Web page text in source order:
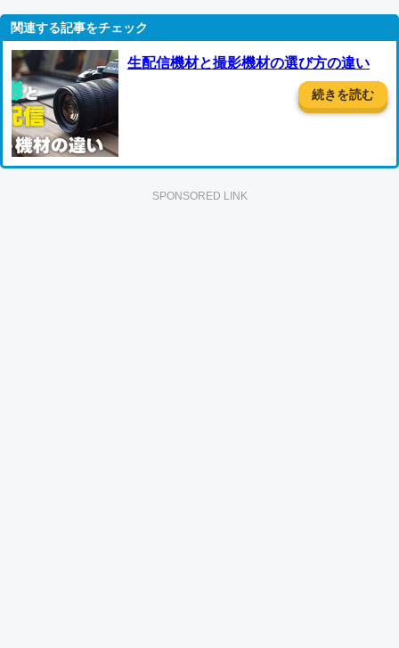
生配信機材と撮影機材の選び方の違い
続きを読む
SPONSORED LINK